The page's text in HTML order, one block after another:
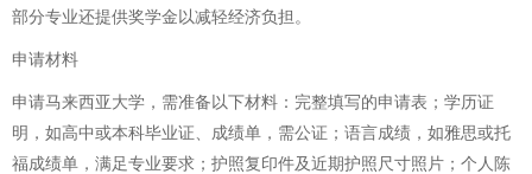
部分专业还提供奖学金以减轻经济负担。
申请材料
申请马来西亚大学，需准备以下材料：完整填写的申请表；学历证
明，如高中或本科毕业证、成绩单，需公证；语言成绩，如雅思或托
福成绩单，满足专业要求；护照复印件及近期护照尺寸照片；个人陈